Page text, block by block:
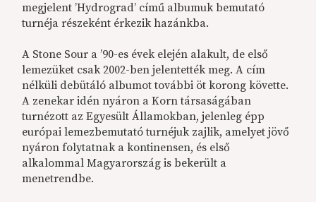
megjelent ’Hydrograd’ című albumuk bemutató
turnéja részeként érkezik hazánkba.
A Stone Sour a ’90-es évek elején alakult, de első
lemezüket csak 2002-ben jelentették meg. A cím
nélküli debütáló albumot további öt korong követte.
A zenekar idén nyáron a Korn társaságában
turnézott az Egyesült Államokban, jelenleg épp
európai lemezbemutató turnéjuk zajlik, amelyet jövő
nyáron folytatnak a kontinensen, és első
alkalommal Magyarország is bekerült a
menetrendbe.